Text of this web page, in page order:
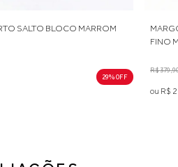
ANKLE CANO CURTO SALTO BLOCO E
no pix
até 5x s/ juros